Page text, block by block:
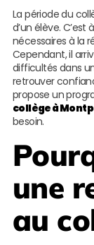
La période du
d’un élève.
nécessaires à la
Cependant, il
difficultés dans
retrouver
propose un
collège à
besoin.
une
au